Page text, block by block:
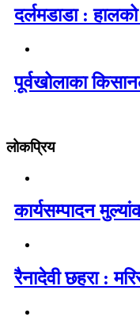
दर्लमडाडा :
पूर्वखोलाका
लोकप्रिय
कार्यसम्पादन
रैनादेवी छहरा :